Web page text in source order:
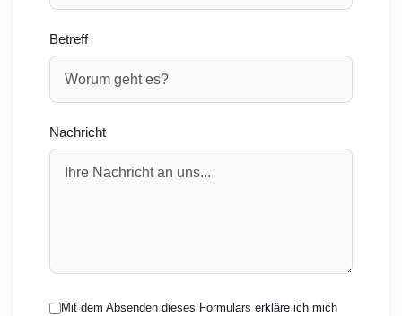
Betreff
Nachricht
Mit dem Absenden dieses Formulars erkläre ich mich